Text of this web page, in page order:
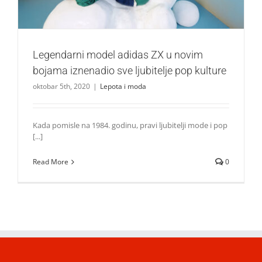
Legendarni model adidas ZX u novim
bojama iznenadio sve ljubitelje pop kulture
oktobar 5th, 2020 | Lepota i moda
Kada pomisle na 1984. godinu, pravi ljubitelji mode i pop
[...]
Read More 0